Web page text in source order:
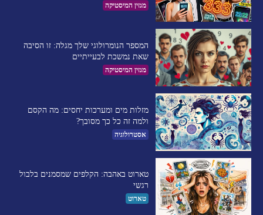
מגזין המיסטיקה
המספר הנומרולוגי שלך מגלה: זו הסיבה
שאת נמשכת לבעייתיים​
מגזין המיסטיקה
מזלות מים ומערכות יחסים: מה הקסם
ולמה זה כל כך מסובך?
אסטרולוגיה
טארוט באהבה: הקלפים שמסמנים בלבול
רגשי
טארוט